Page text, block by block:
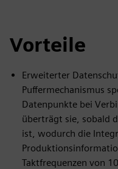
Vorteile
Erweiterter
Puffermechanismus
Datenpunkte bei
überträgt sie, sobald
ist, wodurch die
Taktfrequenzen von